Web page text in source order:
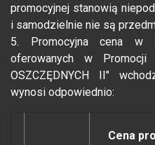
promocyjnej stanowią
i samodzielnie nie są
5. Promocyjna cena w
oferowanych w Promocji
OSZCZĘDNYCH II"
wynosi odpowiednio:
Cena